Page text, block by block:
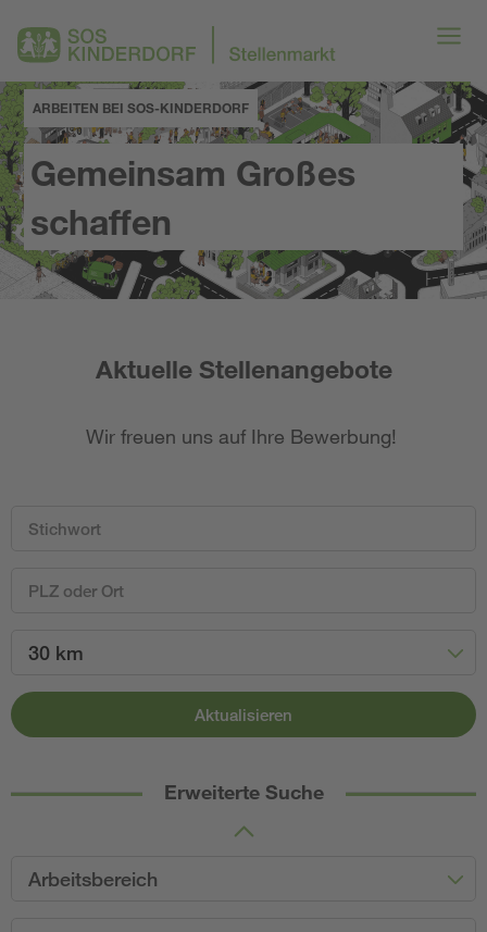
ARBEITEN BEI SOS-KINDERDORF
Gemeinsam Großes
schaffen
Aktuelle Stellenangebote
Wir freuen uns auf Ihre Bewerbung!
30 km
Aktualisieren
Erweiterte Suche
Arbeitsbereich